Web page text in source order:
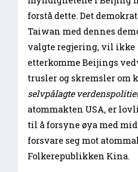
forstå dette. Det
Taiwan med dennes
valgte regjering, vil ikke
etterkomme Beijings
trusler og skremsler om
selvpålagte
atommakten USA, er
til å forsyne øya med
forsvare seg mot
Folkerepublikken Kina.